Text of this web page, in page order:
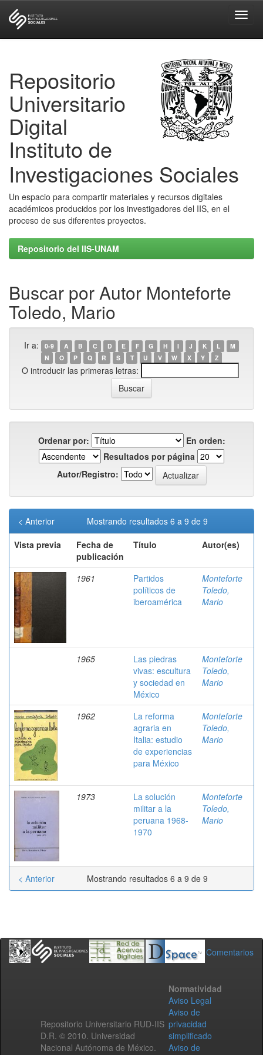
Repositorio
Universitario
Digital
Instituto de
Investigaciones Sociales
Un espacio para compartir materiales y recursos digitales
académicos producidos por los investigadores del IIS, en el
proceso de sus diferentes proyectos.
Repositorio del IIS-UNAM
Buscar por Autor Monteforte
Toledo, Mario
Ir a: 0-9 A B C D E F G H I J K L
M
N
O P Q R S T U V W X Y Z
O introducir las primeras letras:
Ordenar por:
En orden:
Resultados por página
Autor/Registro:
Mostrando resultados 6 a 9 de 9
< Anterior
Vista previa
Fecha de
publicación
Título Autor(es)
1961
Partidos
políticos de
iberoamérica
Monteforte
Toledo,
Mario
1965
Las piedras
vivas: escultura
y sociedad en
México
Monteforte
Toledo,
Mario
1962
La reforma
agraria en
Italia: estudio
de experiencias
para México
Monteforte
Toledo,
Mario
1973
La solución
militar a la
peruana 1968-
1970
Monteforte
Toledo,
Mario
Mostrando resultados 6 a 9 de 9
< Anterior
Comentarios
Repositorio Universitario RUD-IIS
D.R. © 2010. Universidad
Nacional Autónoma de México.
Normatividad
Aviso Legal
Aviso de
privacidad
simplificado
Aviso de